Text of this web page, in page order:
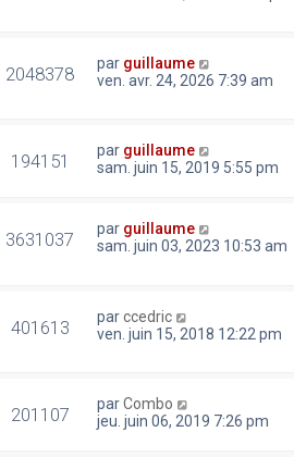
2048378 par guillaume
ven. avr. 24, 2026 7:39 am
194151 par guillaume
sam. juin 15, 2019 5:55 pm
3631037 par guillaume
sam. juin 03, 2023 10:53 am
401613 parccedric
ven. juin 15, 2018 12:22 pm
201107 parCombo
jeu. juin 06, 2019 7:26 pm